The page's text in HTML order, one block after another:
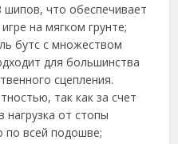
шипов, что обеспечивает
на мягком грунте;
бутс с множеством
для большинства
сцепления.
так как за счет
от стопы
по всей подошве;